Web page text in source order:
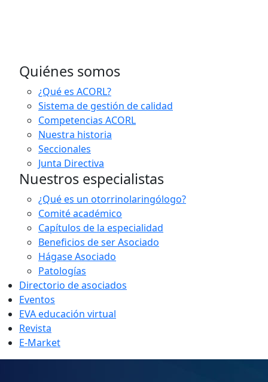
Quiénes somos
¿Qué es ACORL?
Sistema de gestión de calidad
Competencias ACORL
Nuestra historia
Seccionales
Junta Directiva
Nuestros especialistas
¿Qué es un otorrinolaringólogo?
Comité académico
Capítulos de la especialidad
Beneficios de ser Asociado
Hágase Asociado
Patologías
Directorio de asociados
Eventos
EVA educación virtual
Revista
E-Market